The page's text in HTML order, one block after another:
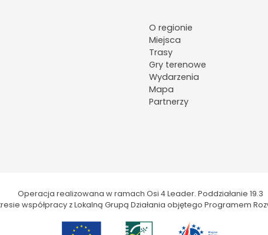
O regionie
Miejsca
Trasy
Gry terenowe
Wydarzenia
Mapa
Partnerzy
Operacja realizowana w ramach Osi 4 Leader. Poddziałanie 19.3
współpracy z Lokalną Grupą Działania objętego Programem